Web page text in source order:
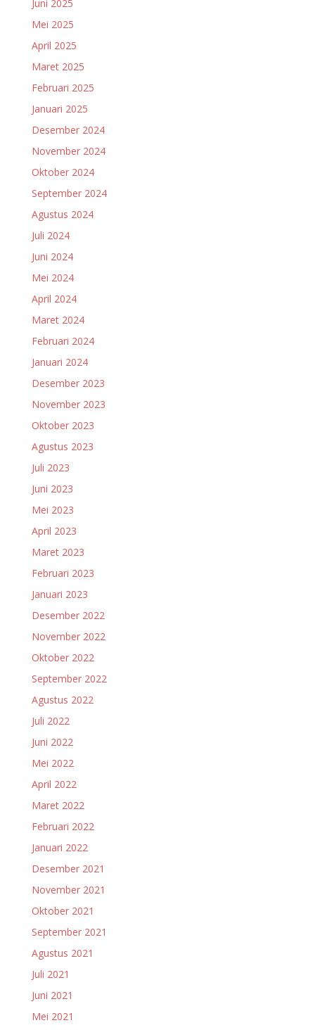
Juni 2025
Mei 2025
April 2025
Maret 2025
Februari 2025
Januari 2025
Desember 2024
November 2024
Oktober 2024
September 2024
Agustus 2024
Juli 2024
Juni 2024
Mei 2024
April 2024
Maret 2024
Februari 2024
Januari 2024
Desember 2023
November 2023
Oktober 2023
Agustus 2023
Juli 2023
Juni 2023
Mei 2023
April 2023
Maret 2023
Februari 2023
Januari 2023
Desember 2022
November 2022
Oktober 2022
September 2022
Agustus 2022
Juli 2022
Juni 2022
Mei 2022
April 2022
Maret 2022
Februari 2022
Januari 2022
Desember 2021
November 2021
Oktober 2021
September 2021
Agustus 2021
Juli 2021
Juni 2021
Mei 2021